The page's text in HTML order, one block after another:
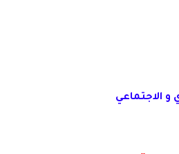
و الاجتماعي